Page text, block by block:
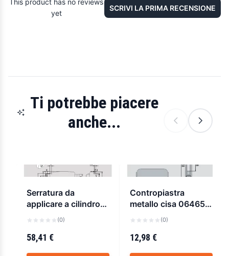
This product has no reviews
yet
SCRIVI LA PRIMA RECENSIONE
Ti potrebbe piacere
anche...
Serratura da
applicare a cilindro
cisa 50171
(0)
58,41 €
Contropiastra
metallo cisa 06465
(0)
12,98 €